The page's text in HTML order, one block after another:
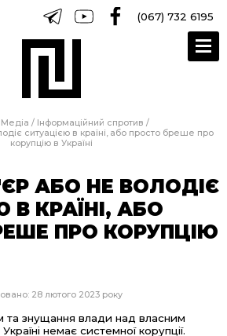
(067) 732 6195
Медіа / Інформаційний спротив /
ситуацією в країні, або просто бреше про
корупцію в Україні
АБО НЕ ВОЛОДІЄ
В КРАЇНІ, АБО
ПРО КОРУПЦІЮ
28 лютого 2023 року
та знущання влади над власним
немає системної корупції.